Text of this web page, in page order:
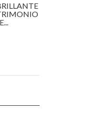
BELLOS CINTURONES
IDEAL PARA BODA